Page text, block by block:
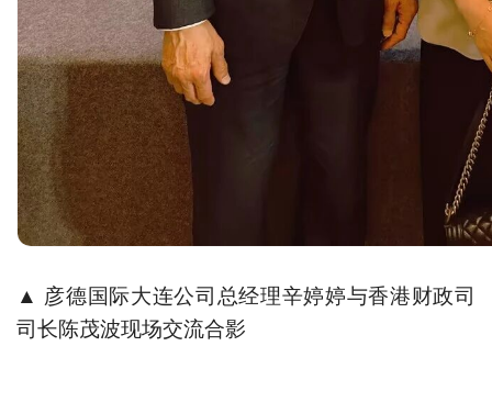
▲ 彦德国际大连公司总经理辛婷婷与香港财政司
司长陈茂波‌现场交流合影